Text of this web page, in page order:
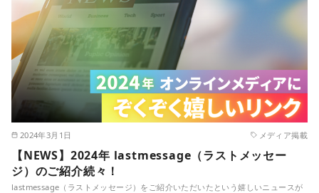
2024年3月1日 メディア掲載
【NEWS】2024年 lastmessage（ラストメッセー
ジ）のご紹介続々！
lastmessage（ラストメッセージ）をご紹介いただいたという嬉しいニュースが